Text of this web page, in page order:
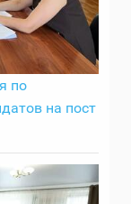
по
на пост